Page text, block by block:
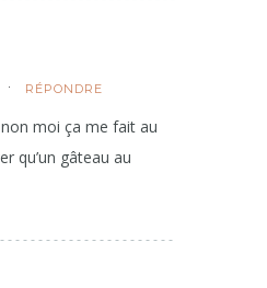
RÉPONDRE
moi ça me fait au
qu’un gâteau au